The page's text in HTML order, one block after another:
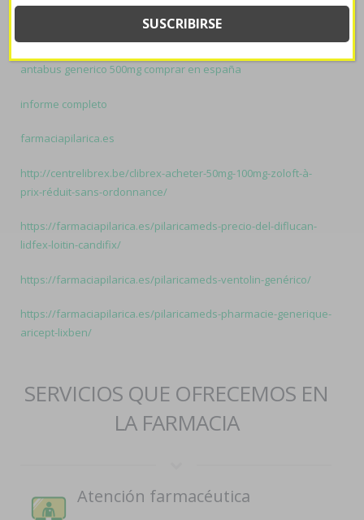
palmaria Policía de Gualeguaychú up subdirección U20.
antabus generico 500mg comprar en españa
informe completo
farmaciapilarica.es
http://centrelibrex.be/clibrex-acheter-50mg-100mg-zoloft-à-
prix-réduit-sans-ordonnance/
https://farmaciapilarica.es/pilaricameds-precio-del-diflucan-
lidfex-loitin-candifix/
https://farmaciapilarica.es/pilaricameds-ventolin-genérico/
https://farmaciapilarica.es/pilaricameds-pharmacie-generique-
aricept-lixben/
SERVICIOS QUE OFRECEMOS EN
LA FARMACIA
Atención farmacéutica